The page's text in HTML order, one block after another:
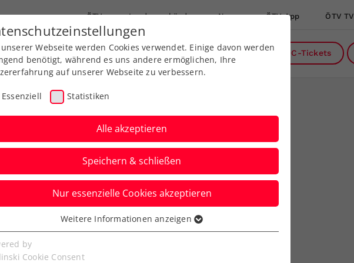
ÖTV Landesverbände News ÖTV App ÖTV TV
Ausbildung Services Über uns DC-Tickets
für
Sageder und
Webseite werden Cookies verwendet. Einige davon werden
benötigt, während es uns andere ermöglichen, Ihre
auf unserer Webseite zu verbessern.
Essenziell Statistiken
Alle akzeptieren
Speichern & schließen
Nur essenzielle Cookies akzeptieren
Cookies werden für grundlegende Funktionen der
benötigt. Dadurch ist gewährleistet, dass die Webseite
Weitere Informationen anzeigen
by
Cookie Consent